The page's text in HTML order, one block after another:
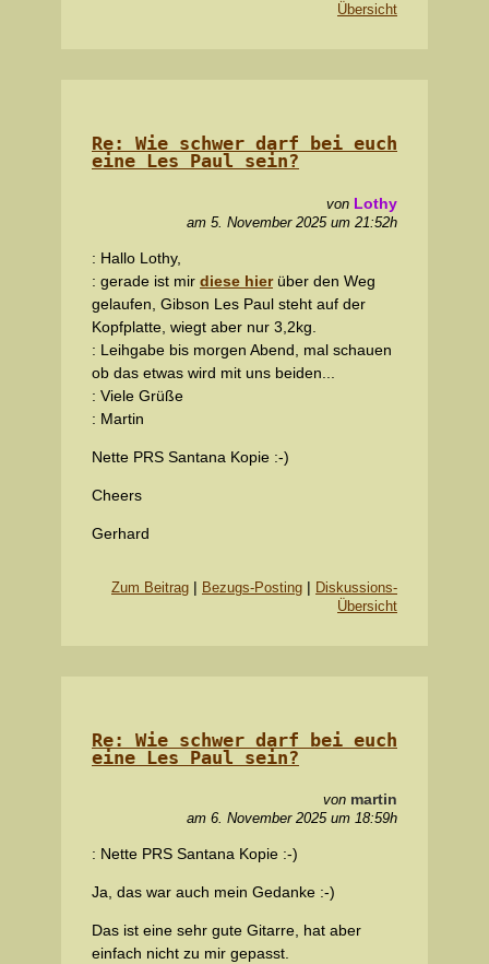
Übersicht
Re: Wie schwer darf bei euch
eine Les Paul sein?
von Lothy
am 5. November 2025 um 21:52h
: Hallo Lothy,
: gerade ist mir diese hierüber den Weg
gelaufen, Gibson Les Paul steht auf der
Kopfplatte, wiegt aber nur 3,2kg.
: Leihgabe bis morgen Abend, mal schauen
ob das etwas wird mit uns beiden...
: Viele Grüße
: Martin
Nette PRS Santana Kopie :-)
Cheers
Gerhard
Zum Beitrag | Bezugs-Posting | Diskussions-
Übersicht
Re: Wie schwer darf bei euch
eine Les Paul sein?
von martin
am 6. November 2025 um 18:59h
: Nette PRS Santana Kopie :-)
Ja, das war auch mein Gedanke :-)
Das ist eine sehr gute Gitarre, hat aber
einfach nicht zu mir gepasst.